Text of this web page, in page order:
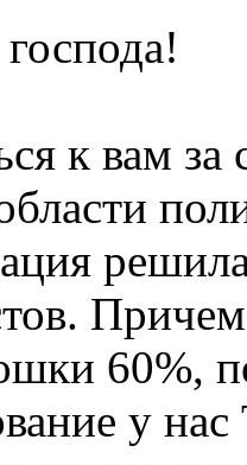
к вам
60%,
у